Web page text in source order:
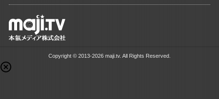
Copyright © 2013-2026 maji.tv. All Rights Reserved.